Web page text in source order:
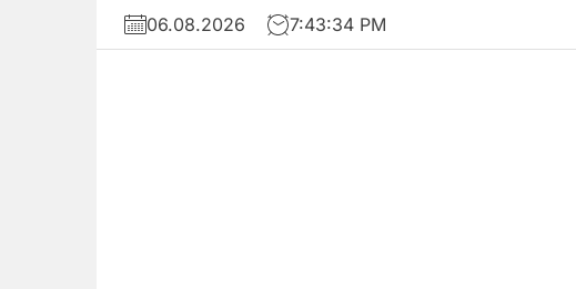
Skip
06.08.2026 7:43:36 PM